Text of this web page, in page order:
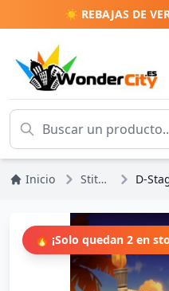
☀️ REBAJAS DE
Inicio Stitch
🔥 ¡Solo quedan 2 en